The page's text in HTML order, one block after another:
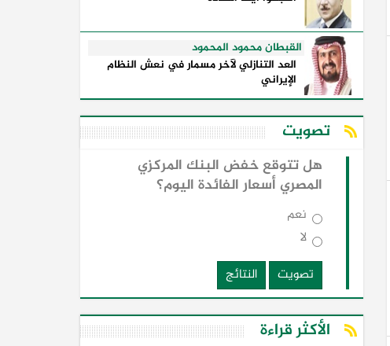
القبطان محمود المحمود
العد التنازلي لآخر مسمار في نعش النظام
الإيراني
تصويت
هل تتوقع خفض البنك المركزي
المصري أسعار الفائدة اليوم؟
نعم
لا
تصويت
النتائج
الأكثر قراءة